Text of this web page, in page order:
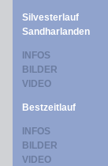
Silvesterlauf
Sandharlanden
INFOS
BILDER
VIDEO
Bestzeitlauf
INFOS
BILDER
VIDEO